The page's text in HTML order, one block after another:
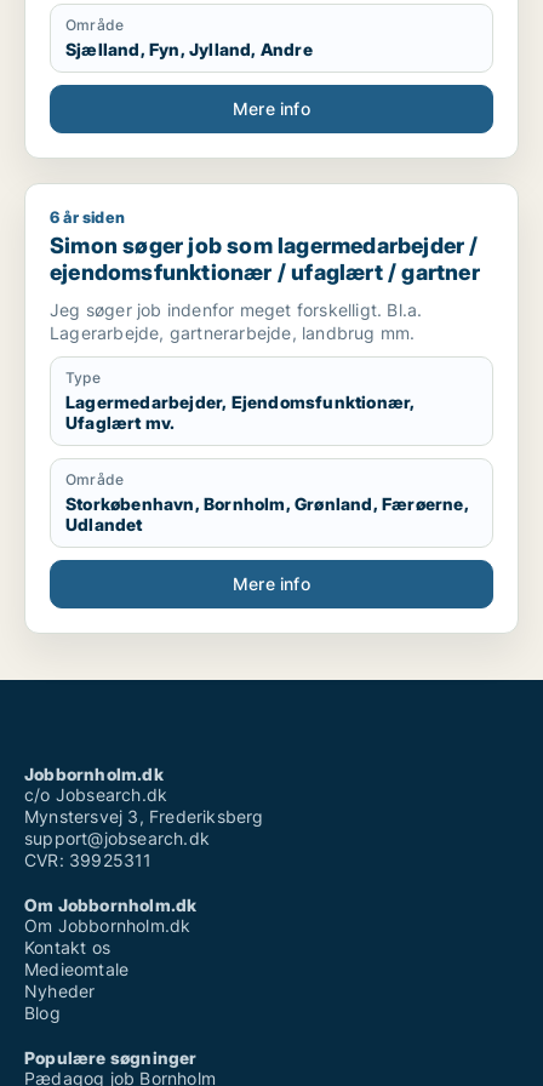
Ruzil
Område
Sjælland, Fyn, Jylland, Andre
Mere info
Simon søger job som lagermedarbejder /
6 år siden
Simon søger job som lagermedarbejder /
ejendomsfunktionær / ufaglært / gartner
Jeg søger job indenfor meget forskelligt. Bl.a.
Lagerarbejde, gartnerarbejde, landbrug mm.
Type
Lagermedarbejder, Ejendomsfunktionær,
Ufaglært mv.
Område
Storkøbenhavn, Bornholm, Grønland, Færøerne,
Udlandet
Mere info
Jobbornholm.dk
c/o Jobsearch.dk
Mynstersvej 3, Frederiksberg
support@jobsearch.dk
CVR: 39925311
Om Jobbornholm.dk
Om Jobbornholm.dk
Kontakt os
Medieomtale
Nyheder
Blog
Populære søgninger
Pædagog job Bornholm